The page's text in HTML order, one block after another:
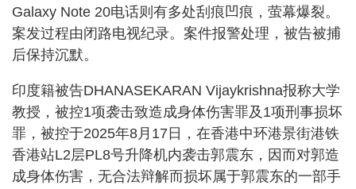
Galaxy Note 20电话则有多处刮痕凹痕，萤幕爆裂。
案发过程由闭路电视纪录。案件报警处理，被告被捕
后保持沉默。
印度籍被告DHANASEKARAN Vijaykrishna报称大学
教授，被控1项袭击致造成身体伤害罪及1项刑事损坏
罪，被控于2025年8月17日，在香港中环港景街港铁
香港站L2层PL8号升降机内袭击郭震东，因而对郭造
成身体伤害，无合法辩解而损坏属于郭震东的一部手